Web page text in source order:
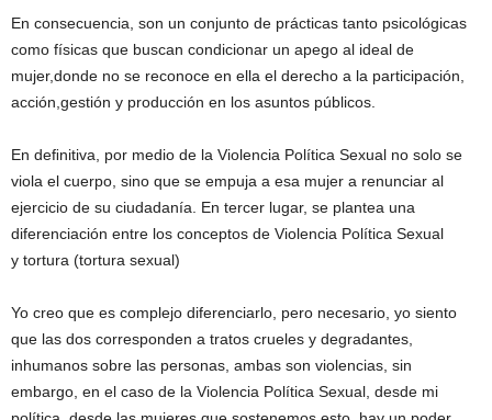
En consecuencia, son un conjunto de prácticas tanto psicológicas
como físicas que buscan condicionar un apego al ideal de
mujer,donde no se reconoce en ella el derecho a la participación,
acción,gestión y producción en los asuntos públicos.
En deﬁnitiva, por medio de la Violencia Política Sexual no solo se
viola el cuerpo, sino que se empuja a esa mujer a renunciar al
ejercicio de su ciudadanía. En tercer lugar, se plantea una
diferenciación entre los conceptos de Violencia Política Sexual
y tortura (tortura sexual)
Yo creo que es complejo diferenciarlo, pero necesario, yo siento
que las dos corresponden a tratos crueles y degradantes,
inhumanos sobre las personas, ambas son violencias, sin
embargo, en el caso de la Violencia Política Sexual, desde mi